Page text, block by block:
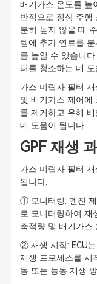
배기가스 온도를 높
반적으로 정상 주행
분히 높지 않을 때
템에 추가 연료를
를 높일 수 있습니
터를 청소하는 데 도
가스 미립자 필터
및 배기가스 제어에
를 제거하고 유해
데 도움이 됩니다.
GPF 재생
가스 미립자 필터
됩니다.
① 모니터링: 엔진 제
로 모니터링하여 재
축적량 및 배기가스
② 재생 시작: ECU
재생 프로세스를 시
동 또는 능동 재생